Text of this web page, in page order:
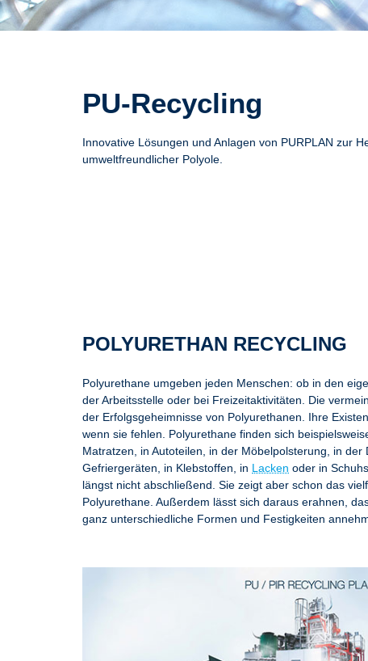
PU-Recycling
Innovative Lösungen und Anlagen von PURPLAN zur
umweltfreundlicher Polyole.
POLYURETHAN RECYCLING
Polyurethane umgeben jeden Menschen: ob in den
der Arbeitsstelle oder bei Freizeitaktivitäten. Die
der Erfolgsgeheimnisse von Polyurethanen. Ihre
wenn sie fehlen. Polyurethane finden sich
Matratzen, in Autoteilen, in der Möbelpolsterung, in der
Gefriergeräten, in Klebstoffen, in Lacken oder in
längst nicht abschließend. Sie zeigt aber schon das
Polyurethane. Außerdem lässt sich daraus erahnen,
ganz unterschiedliche Formen und Festigkeiten